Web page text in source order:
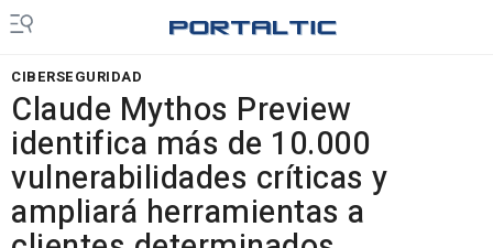
CIBERSEGURIDAD
Claude Mythos Preview
identifica más de 10.000
vulnerabilidades críticas y
ampliará herramientas a